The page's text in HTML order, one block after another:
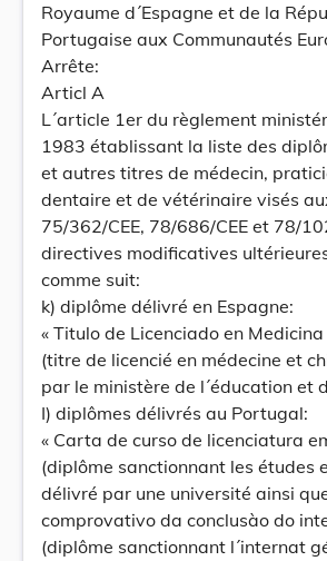
Royaume d´Espagne et de la
Portugaise aux Communautés
Arrête:
Articl A
L´article 1er du règlement
1983 établissant la liste des
et autres titres de médecin,
dentaire et de vétérinaire visés
75/362/CEE, 78/686/CEE et 78/
directives modificatives
comme suit:
k) diplôme délivré en Espagne:
« Titulo de Licenciado en
(titre de licencié en médecine et
par le ministère de l´éducation et
I) diplômes délivrés au Portugal:
« Carta de curso de licenciatura
(diplôme sanctionnant les études
délivré par une université ainsi
comprovativo da conclusào do
(diplôme sanctionnant l´internat